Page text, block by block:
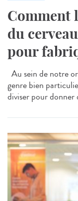
Comment
du
pour
Au sein de notre
genre bien
diviser pour donner